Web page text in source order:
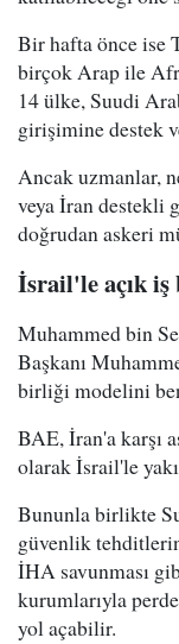
Bir hafta önce ise
birçok Arap ile
14 ülke, Suudi
girişimine destek
Ancak uzmanlar,
veya İran destekli
doğrudan askeri
İsrail'le açık
Muhammed bin
Başkanı
birliği modelini
BAE, İran'a karşı
olarak İsrail'le
Bununla birlikte
güvenlik
İHA savunması
kurumlarıyla
yol açabilir.